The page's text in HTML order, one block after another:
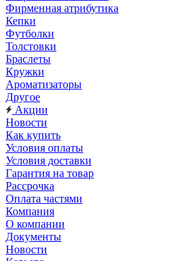
Фирменная атрибутика
Кепки
Футболки
Толстовки
Браслеты
Кружки
Ароматизаторы
Другое
Акции
Новости
Как купить
Условия оплаты
Условия доставки
Гарантия на товар
Рассрочка
Оплата частями
Компания
О компании
Документы
Новости